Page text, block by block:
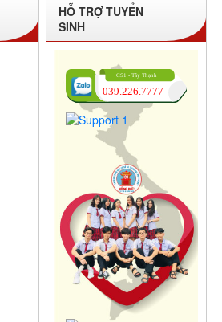
HỖ TRỢ TUYỂN
SINH